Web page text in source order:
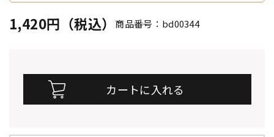
1,420円（税込） 商品番号：bd00344